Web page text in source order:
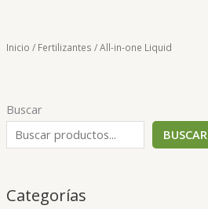
Inicio / Fertilizantes / All-in-one Liquid
Buscar
BUSCAR
Categorías